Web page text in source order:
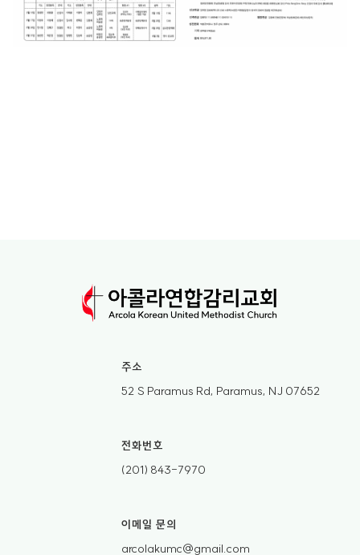
주소
52 S Paramus Rd, Paramus, NJ 07652
전화번호
(201) 843-7970
이메일 문의
arcolakumc@gmail.com